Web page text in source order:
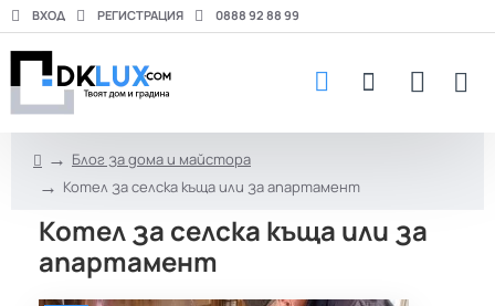
ВХОД РЕГИСТРАЦИЯ 0888 92 88 99
m
e
Блог за дома и майстора
Котел за селска къща или за апартамент
Котел за селска къща или за
апартамент